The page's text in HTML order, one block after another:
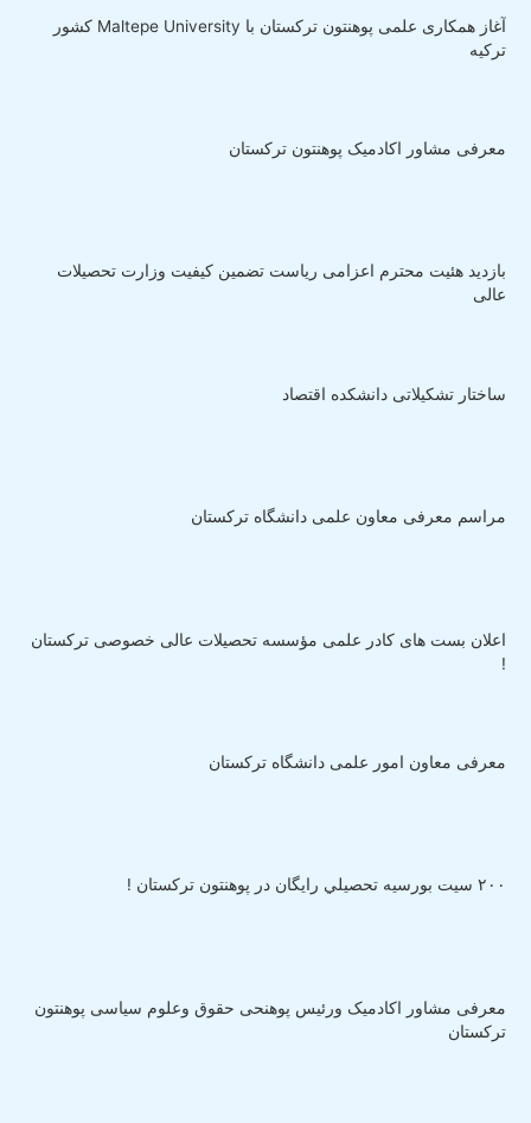
آغاز همکاری علمی پوهنتون ترکستان با Maltepe University کشور
ترکیه
معرفی مشاور اکادمیک پوهنتون ترکستان
بازدید هئیت محترم اعزامی ریاست تضمین کیفیت وزارت تحصیلات
عالی
ساختار تشکیلاتی دانشکده اقتصاد
مراسم معرفی معاون علمی دانشگاه ترکستان
اعلان بست های کادر علمی مؤسسه تحصیلات عالی خصوصی ترکستان
!
معرفی معاون امور علمی دانشگاه ترکستان
٢٠٠ سيت بورسيه تحصيلي رايگان در پوهنتون ترکستان !
معرفی مشاور اکادمیک ورئیس پوهنحی حقوق وعلوم سیاسی پوهنتون
ترکستان